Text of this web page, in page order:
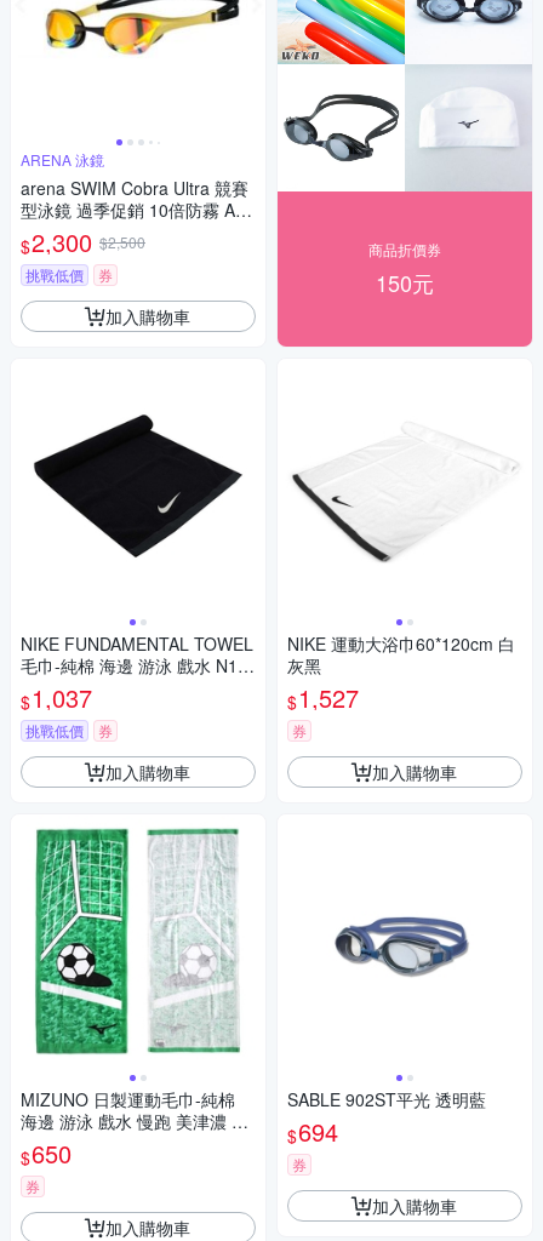
ARENA 泳鏡
arena SWIM Cobra Ultra 競賽
型泳鏡 過季促銷 10倍防霧 AG
LO180MYEGL 黃x金
$2,300 $2,500
挑戰低價
券
加入購物車
NIKE FUNDAMENTAL TOWEL
毛巾-純棉 海邊 游泳 戲水 N10
12438010MD 黑白
$1,037
挑戰低價 券
加入購物車
MIZUNO 日製運動毛巾-純棉
海邊 游泳 戲水 慢跑 美津濃 32
JY212100 綠黑白
$650
券
加入購物車
商品折價券
150元
NIKE 運動大浴巾60*120cm 白
灰黑
$1,527
券
加入購物車
SABLE 902ST平光 透明藍
$694
券
加入購物車